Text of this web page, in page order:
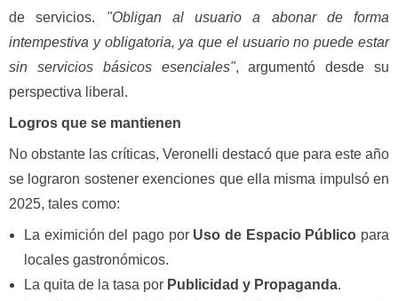
de servicios. "Obligan al usuario a abonar de forma
intempestiva y obligatoria, ya que el usuario no puede estar
sin servicios básicos esenciales", argumentó desde su
perspectiva liberal.
Logros que se mantienen
No obstante las críticas, Veronelli destacó que para este año
se lograron sostener exenciones que ella misma impulsó en
2025, tales como:
La eximición del pago por Uso de Espacio Público para
locales gastronómicos.
La quita de la tasa por Publicidad y Propaganda.